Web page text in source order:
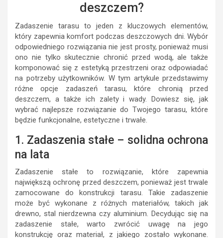
deszczem?
Zadaszenie tarasu to jeden z kluczowych elementów,
który zapewnia komfort podczas deszczowych dni. Wybór
odpowiedniego rozwiązania nie jest prosty, ponieważ musi
ono nie tylko skutecznie chronić przed wodą, ale także
komponować się z estetyką przestrzeni oraz odpowiadać
na potrzeby użytkowników. W tym artykule przedstawimy
różne opcje zadaszeń tarasu, które chronią przed
deszczem, a także ich zalety i wady. Dowiesz się, jak
wybrać najlepsze rozwiązanie do Twojego tarasu, które
będzie funkcjonalne, estetyczne i trwałe.
1. Zadaszenia stałe – solidna ochrona
na lata
Zadaszenie stałe to rozwiązanie, które zapewnia
największą ochronę przed deszczem, ponieważ jest trwale
zamocowane do konstrukcji tarasu. Takie zadaszenie
może być wykonane z różnych materiałów, takich jak
drewno, stal nierdzewna czy aluminium. Decydując się na
zadaszenie stałe, warto zwrócić uwagę na jego
konstrukcję oraz materiał, z jakiego zostało wykonane.